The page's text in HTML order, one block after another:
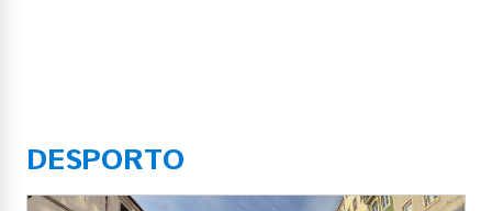
DESPORTO